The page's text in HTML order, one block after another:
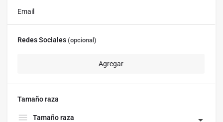
Redes Sociales (opcional)
Tamaño raza
Tamaño raza